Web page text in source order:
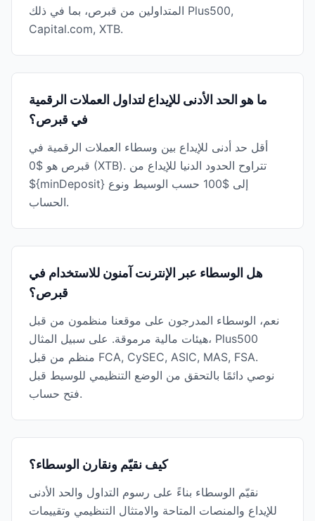
المتداولين من قبرص، بما في ذلك Plus500,
Capital.com, XTB.
ما هو الحد الأدنى للإيداع لتداول العملات الرقمية
في قبرص؟
أقل حد أدنى للإيداع بين وسطاء العملات الرقمية في
قبرص هو $0 (XTB). تتراوح الحدود الدنيا للإيداع من
${minDeposit} إلى $100 حسب الوسيط ونوع
الحساب.
هل الوسطاء عبر الإنترنت آمنون للاستخدام في
قبرص؟
نعم، الوسطاء المدرجون على موقعنا منظمون من قبل
هيئات مالية مرموقة. على سبيل المثال، Plus500
منظم من قبل FCA, CySEC, ASIC, MAS, FSA.
نوصي دائمًا بالتحقق من الوضع التنظيمي للوسيط قبل
فتح حساب.
كيف نقيّم ونقارن الوسطاء؟
نقيّم الوسطاء بناءً على رسوم التداول والحد الأدنى
للإيداع والمنصات المتاحة والامتثال التنظيمي وتقييمات